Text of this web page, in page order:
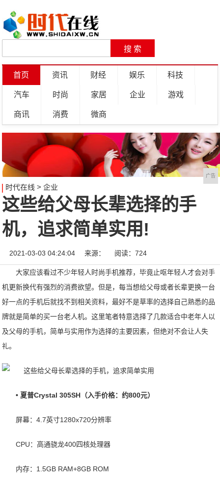
首页 资讯 财经 娱乐 科技
汽车 时尚 家居 企业 游戏
商讯 消费 微商
广告
时代在线 > 企业
这些给父母长辈选择的手
机，追求简单实用!
2021-03-03 04:24:04 来源： 阅读：724
大家应该看过不少年轻人时尚手机推荐，毕竟止呕年轻人才会对手
机更新换代有强烈的消费欲望。但是，每当想给父母或者长辈更换一台
好一点的手机后就找不到相关资料，最好不是草率的选择自己熟悉的品
牌就是简单的买一台老人机。这里笔者特意选择了几款适合中老年人以
及父母的手机，简单与实用作为选择的主要因素，但绝对不会让人失
礼。
• 夏普Crystal 305SH（入手价格：约800元）
屏幕：4.7英寸1280x720分辨率
CPU：高通骁龙400四核处理器
内存：1.5GB RAM+8GB ROM